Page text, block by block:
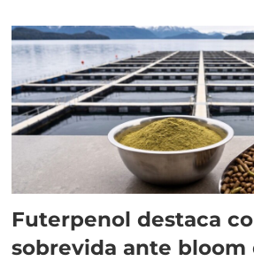
Futerpenol destaca
sobrevida ante bloom